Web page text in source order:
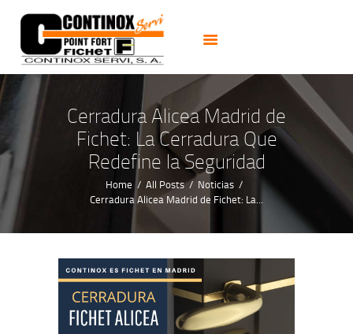
Cerradura Alicea Madrid de
Fichet: La Cerradura Que
Redefine la Seguridad
Home All Posts
Noticias
Cerradura Alicea Madrid de Fichet: La...
PUERTAS
CERRADURAS
CAJAS FUERTES
CERRAJEROS 24H
ALARMAS CCTV
NOTICIAS
CONTACTO